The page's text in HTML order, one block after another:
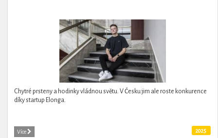
Chytré prsteny a hodinky vládnou světu. V Česku jim ale roste konkurence
díky startup Elonga.
Více 2025